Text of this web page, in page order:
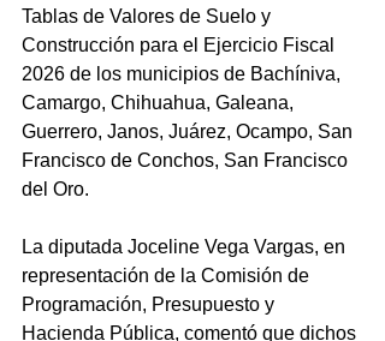
Tablas de Valores de Suelo y
Construcción para el Ejercicio Fiscal
2026 de los municipios de Bachíniva,
Camargo, Chihuahua, Galeana,
Guerrero, Janos, Juárez, Ocampo, San
Francisco de Conchos, San Francisco
del Oro.
La diputada Joceline Vega Vargas, en
representación de la Comisión de
Programación, Presupuesto y
Hacienda Pública, comentó que dichos